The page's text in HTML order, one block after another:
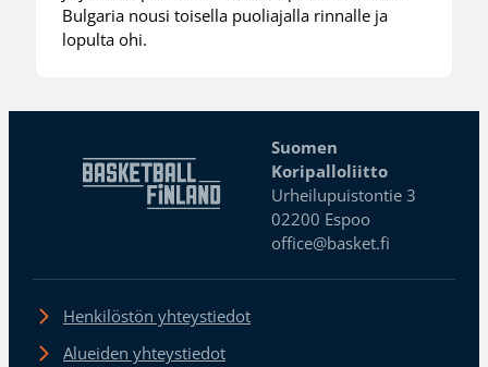
Bulgaria nousi toisella puoliajalla rinnalle ja
lopulta ohi.
Suomen
Koripalloliitto
Urheilupuistontie 3
02200 Espoo
office@basket.fi
Henkilöstön yhteystiedot
Alueiden yhteystiedot